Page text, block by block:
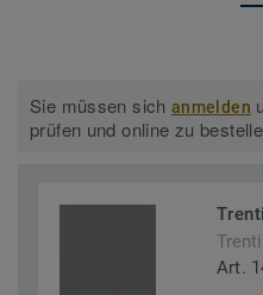
Sie müssen sichanmelden
prüfen und online zu
Art.